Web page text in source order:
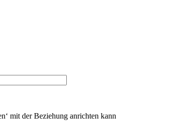
mit der Beziehung anrichten kann